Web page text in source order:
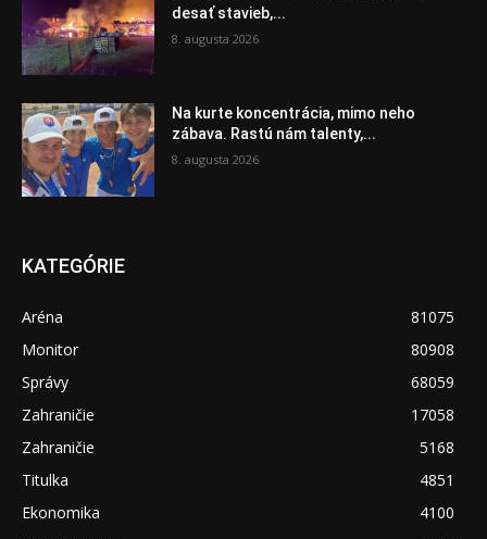
desať stavieb,...
8. augusta 2026
Na kurte koncentrácia, mimo neho
zábava. Rastú nám talenty,...
8. augusta 2026
KATEGÓRIE
Aréna
81075
Monitor
80908
Správy
68059
Zahraničie
17058
Zahraničie
5168
Titulka
4851
Ekonomika
4100